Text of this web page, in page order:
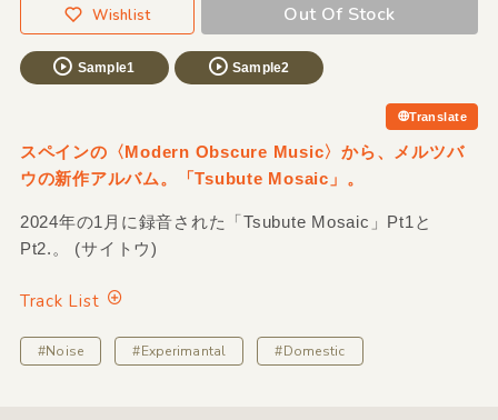
Wishlist Out Of Stock
Sample1 Sample2
Translate
スペインの〈Modern Obscure Music〉から、メルツバ
ウの新作アルバム。「Tsubute Mosaic」。
2024年の1月に録音された「Tsubute Mosaic」Pt1と
Pt2.。 (サイトウ)
Track List
#Noise #Experimantal #Domestic